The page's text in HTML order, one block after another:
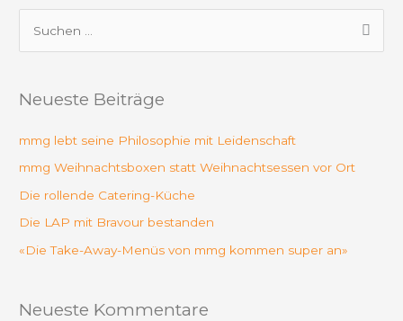
h
a
c
h
Neueste Beiträge
mmg lebt seine Philosophie mit Leidenschaft
mmg Weihnachtsboxen statt Weihnachtsessen vor Ort
Die rollende Catering-Küche
Die LAP mit Bravour bestanden
«Die Take-Away-Menüs von mmg kommen super an»
Neueste Kommentare